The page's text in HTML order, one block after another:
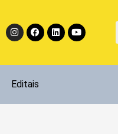
InstagramFacebook
LinkedinYoutube
Editais